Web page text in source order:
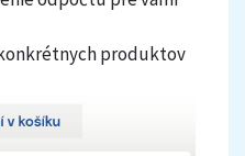
produktov